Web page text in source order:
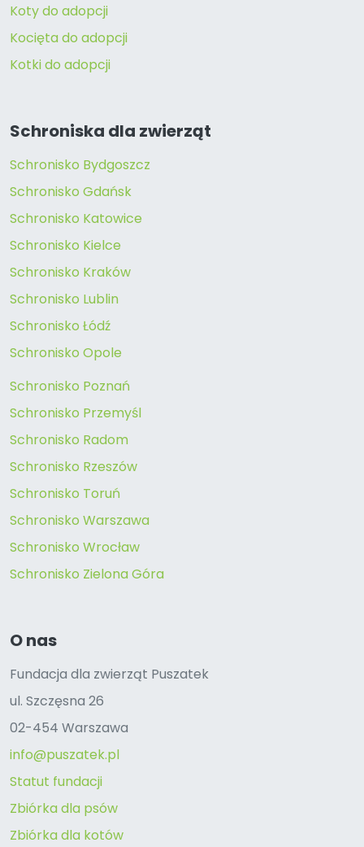
Koty do adopcji
Kocięta do adopcji
Kotki do adopcji
Schroniska dla zwierząt
Schronisko Bydgoszcz
Schronisko Gdańsk
Schronisko Katowice
Schronisko Kielce
Schronisko Kraków
Schronisko Lublin
Schronisko Łódź
Schronisko Opole
Schronisko Poznań
Schronisko Przemyśl
Schronisko Radom
Schronisko Rzeszów
Schronisko Toruń
Schronisko Warszawa
Schronisko Wrocław
Schronisko Zielona Góra
O nas
Fundacja dla zwierząt Puszatek
ul. Szczęsna 26
02-454 Warszawa
info@puszatek.pl
Statut fundacji
Zbiórka dla psów
Zbiórka dla kotów